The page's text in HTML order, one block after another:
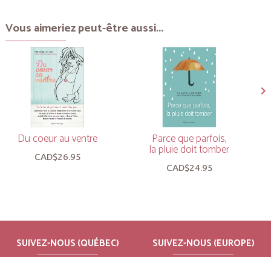
Vous aimeriez peut-être aussi...
Du coeur au ventre
CAD$26.95
Parce que parfois,
la pluie doit tomber
CAD$24.95
SUIVEZ-NOUS (QUÉBEC) SUIVEZ-NOUS (EUROPE)